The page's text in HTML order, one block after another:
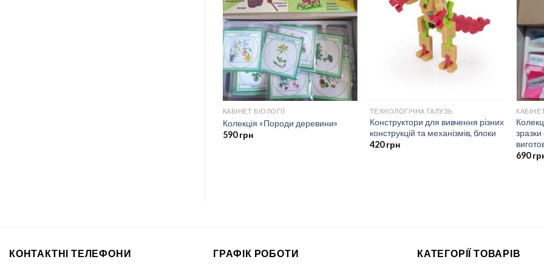
КАБІНЕТ БІОЛОГІЇ
Колекція «Породи деревини»
590грн
ТЕХНОЛОГІЧНА ГАЛУЗЬ
Конструктори для вивчення різних
конструкцій та механізмів, блоки
420грн
690
КОНТАКТНІ ТЕЛЕФОНИ ГРАФІК РОБОТИ КАТЕГОРІЇ ТОВАРІВ